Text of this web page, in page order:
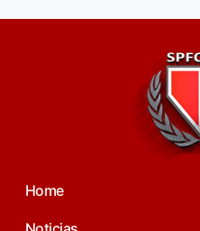
Home